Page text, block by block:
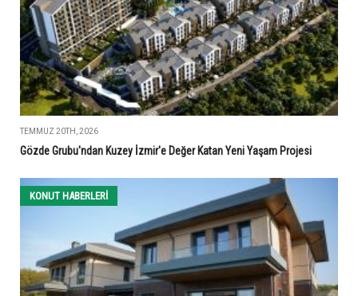
TEMMUZ 20TH, 2026
Gözde Grubu'ndan Kuzey İzmir'e Değer Katan Yeni Yaşam Projesi
KONUT HABERLERI